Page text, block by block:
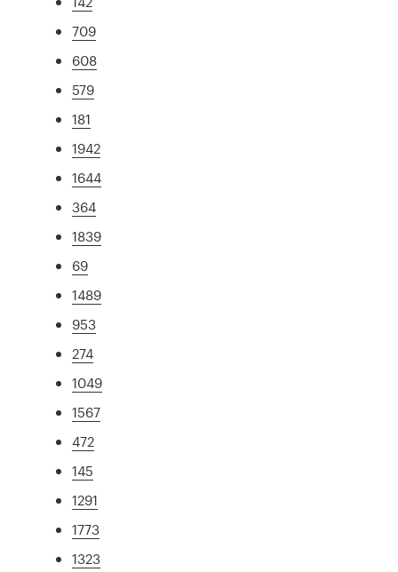
709
608
579
181
1942
1644
364
1839
69
1489
953
274
1049
1567
472
145
1291
1773
1323